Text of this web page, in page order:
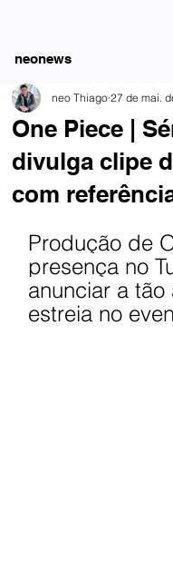
neonews
One Piece |
divulga clipe
com
neo Thiago 27 de mai.
Produção de
presença no
anunciar a
estreia no